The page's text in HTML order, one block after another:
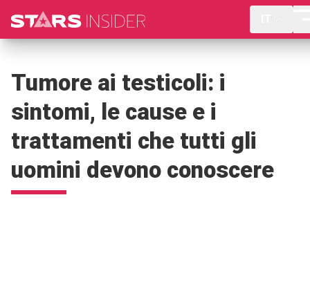
Tumore ai testicoli: i
sintomi, le cause e i
trattamenti che tutti gli
uomini devono conoscere